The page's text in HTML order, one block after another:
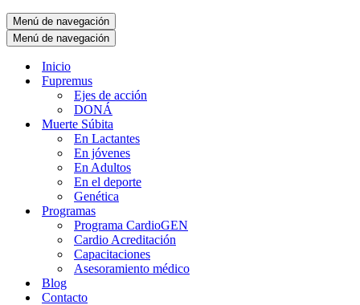
Menú de navegación
Menú de navegación
Inicio
Fupremus
Ejes de acción
DONÁ
Muerte Súbita
En Lactantes
En jóvenes
En Adultos
En el deporte
Genética
Programas
Programa CardioGEN
Cardio Acreditación
Capacitaciones
Asesoramiento médico
Blog
Contacto